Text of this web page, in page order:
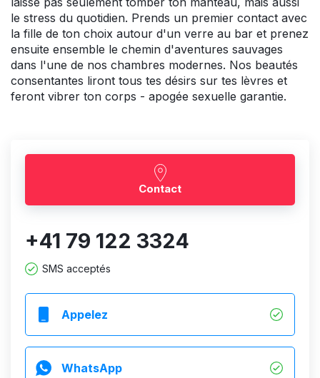
le stress du quotidien. Prends un premier contact avec
la fille de ton choix autour d'un verre au bar et prenez
ensuite ensemble le chemin d'aventures sauvages
dans l'une de nos chambres modernes. Nos beautés
consentantes liront tous tes désirs sur tes lèvres et
feront vibrer ton corps - apogée sexuelle garantie.
Contact
+41 79 122 3324
SMS acceptés
Appelez
WhatsApp